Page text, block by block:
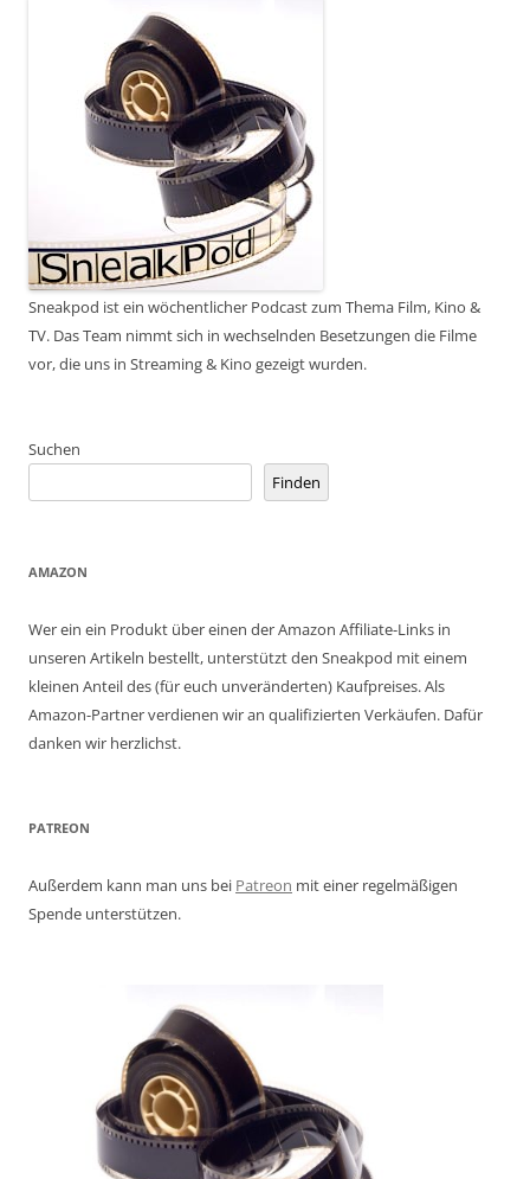
Sneakpod ist ein wöchentlicher Podcast zum Thema Film, Kino &
TV. Das Team nimmt sich in wechselnden Besetzungen die Filme
vor, die uns in Streaming & Kino gezeigt wurden.
Suchen
Finden
AMAZON
Wer ein ein Produkt über einen der Amazon Affiliate-Links in
unseren Artikeln bestellt, unterstützt den Sneakpod mit einem
kleinen Anteil des (für euch unveränderten) Kaufpreises. Als
Amazon-Partner verdienen wir an qualifizierten Verkäufen. Dafür
danken wir herzlichst.
PATREON
Außerdem kann man uns bei Patreon mit einer regelmäßigen
Spende unterstützen.